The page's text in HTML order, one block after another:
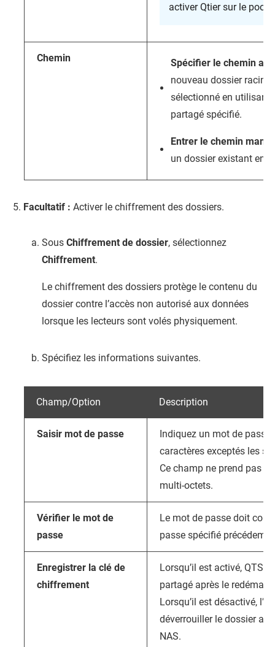
activer Qtier sur le pool
Chemin
Spécifier le chemin
nouveau dossier racine
sélectionné en utilisant
partagé spécifié.
Entrer le chemin
un dossier existant en
Facultatif : Activer le chiffrement des dossiers.
Sous Chiffrement de dossier, sélectionnez
Chiffrement.
Le chiffrement des dossiers protège le contenu du
dossier contre l’accès non autorisé aux données
lorsque les lecteurs sont volés physiquement.
Spécifiez les informations suivantes.
Champ/Option Description
Saisir mot de passe
Indiquez un mot de passe
caractères exceptés les
Ce champ ne prend pas
multi-octets.
Vérifier le mot de
passe
Le mot de passe doit
passe spécifié
Enregistrer la clé de
chiffrement
Lorsqu’il est activé, QTS
partagé après le
Lorsqu’il est désactivé,
déverrouiller le dossier
NAS.